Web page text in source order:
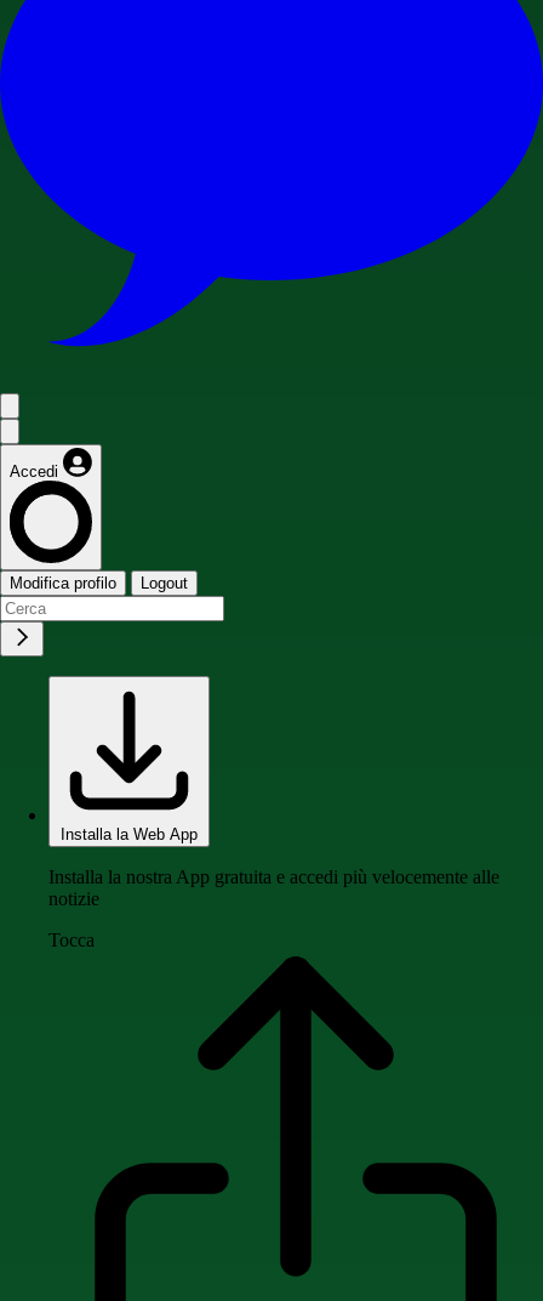
Accedi
Modifica profilo Logout
Installa la Web App
Installa la nostra App gratuita e accedi più velocemente alle
notizie
Tocca